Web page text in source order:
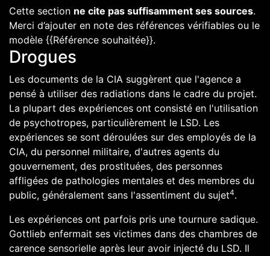
Cette section ne cite pas suffisamment ses sources.
Merci d’ajouter en note des références vérifiables ou le
modèle {{Référence souhaitée}}.
Drogues
Les documents de la CIA suggèrent que l'agence a
pensé à utiliser des radiations dans le cadre du projet.
La plupart des expériences ont consisté en l'utilisation
de psychotropes, particulièrement le LSD. Les
expériences se sont déroulées sur des employés de la
CIA, du personnel militaire, d'autres agents du
gouvernement, des prostituées, des personnes
affligées de pathologies mentales et des membres du
public, généralement sans l'assentiment du sujet4.
Les expériences ont parfois pris une tournure sadique.
Gottlieb enfermait ses victimes dans des chambres de
carence sensorielle après leur avoir injecté du LSD. Il